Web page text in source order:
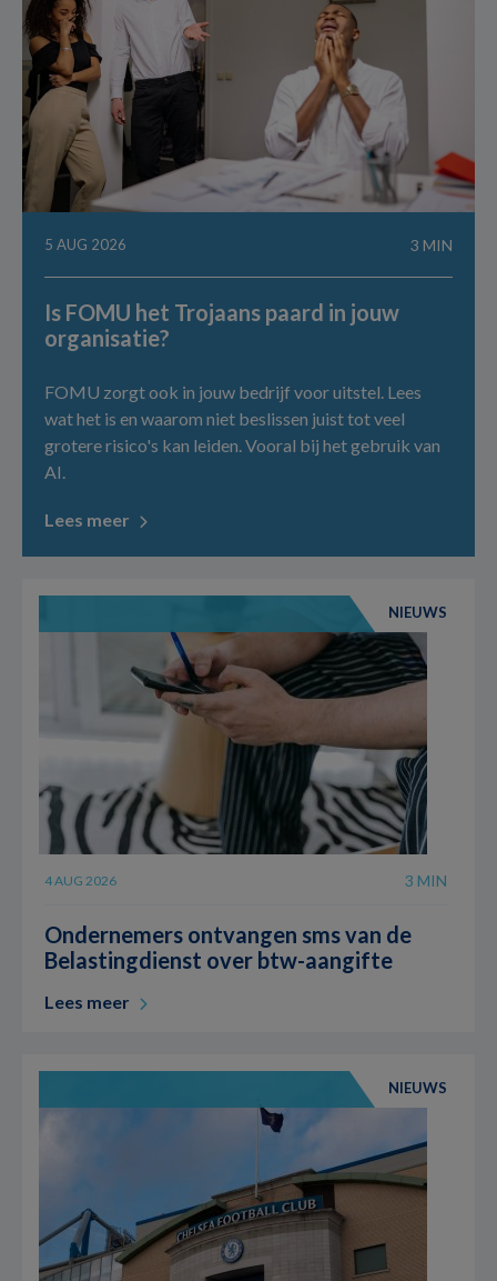
5 AUG 2026 3 MIN
Is FOMU het Trojaans paard in jouw
organisatie?
FOMU zorgt ook in jouw bedrijf voor uitstel. Lees
wat het is en waarom niet beslissen juist tot veel
grotere risico's kan leiden. Vooral bij het gebruik van
AI.
Lees meer
NIEUWS
4 AUG 2026 3 MIN
Ondernemers ontvangen sms van de
Belastingdienst over btw-aangifte
Lees meer
NIEUWS